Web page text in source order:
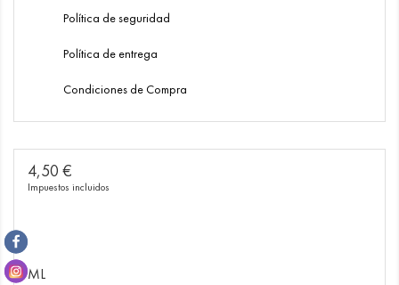
Política de seguridad
Política de entrega
Condiciones de Compra
4,50 €
Impuestos incluidos
ML